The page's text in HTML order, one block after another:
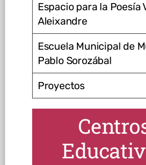
Espacio para la Poesía
Aleixandre
Escuela Municipal de
Pablo Sorozábal
Proyectos